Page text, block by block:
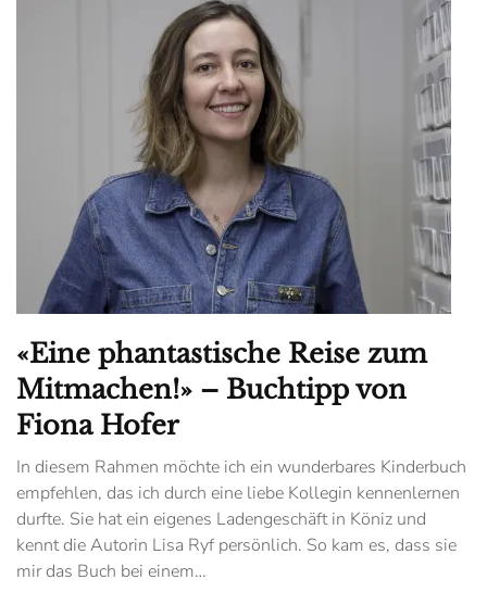
«Eine phantastische Reise zum
Mitmachen!» – Buchtipp von
Fiona Hofer
In diesem Rahmen möchte ich ein wunderbares Kinderbuch
empfehlen, das ich durch eine liebe Kollegin kennenlernen
durfte. Sie hat ein eigenes Ladengeschäft in Köniz und
kennt die Autorin Lisa Ryf persönlich. So kam es, dass sie
mir das Buch bei einem…